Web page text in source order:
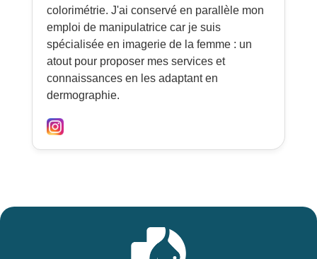
colorimétrie. J'ai conservé en parallèle mon
emploi de manipulatrice car je suis
spécialisée en imagerie de la femme : un
atout pour proposer mes services et
connaissances en les adaptant en
dermographie.